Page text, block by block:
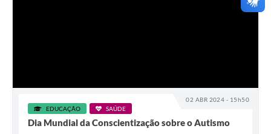
02 ABR 2024 - 15h50
EDUCAÇÃO
SAÚDE
Dia Mundial da Conscientização sobre o Autismo